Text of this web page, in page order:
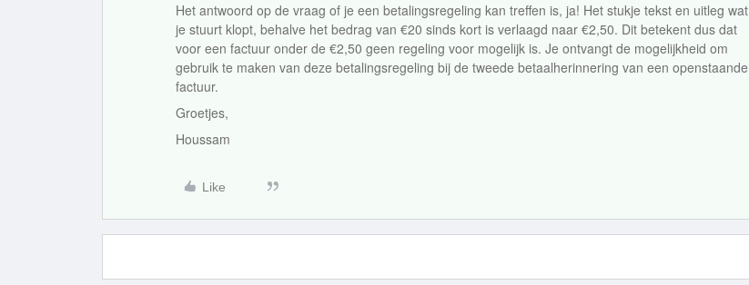
Het antwoord op de vraag of je een betalingsregeling kan treffen is, ja! Het stukje tekst en uitleg wat
je stuurt klopt, behalve het bedrag van €20 sinds kort is verlaagd naar €2,50. Dit betekent dus dat
voor een factuur onder de €2,50 geen regeling voor mogelijk is. Je ontvangt de mogelijkheid om
gebruik te maken van deze betalingsregeling bij de tweede betaalherinnering van een openstaande
factuur.
Groetjes,
Houssam
Like